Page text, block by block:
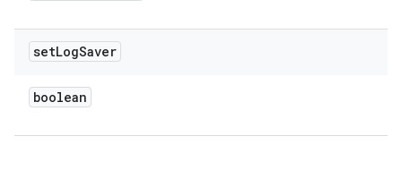
setLogSaver
boolean